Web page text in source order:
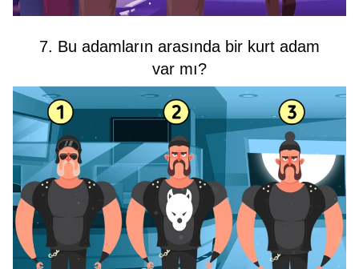
7. Bu adamların arasında bir kurt adam
var mı?